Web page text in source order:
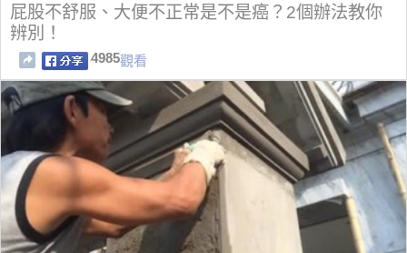
屁股不舒服、大便不正常是不是癌？2個辦法教你
辨別！
4985觀看